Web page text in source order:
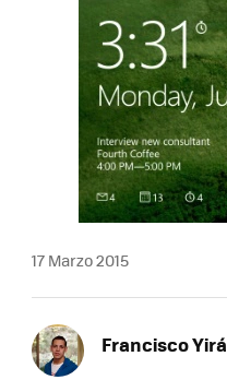
17 Marzo 2015
Francisco Yirá